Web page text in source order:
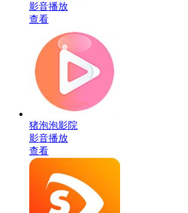
影音播放
查看
猪泡泡影院
影音播放
查看